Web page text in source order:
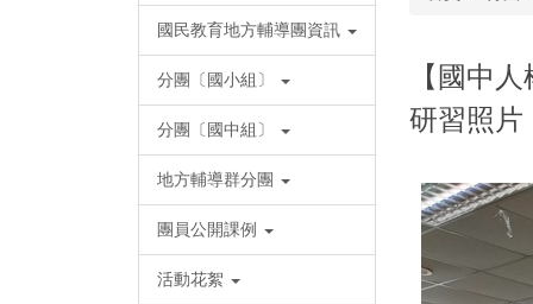
國民教育地方輔導團資訊
分團〔國小組〕
分團〔國中組〕
地方輔導群分團
團員公開課例
活動花絮
【國中
研習照片